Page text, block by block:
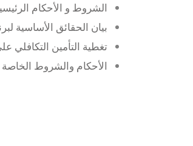
الشروط و الأحكام
بيان الحقائق الأساسية
تغطية التأمين التكافلي
الأحكام والشروط الخاصة